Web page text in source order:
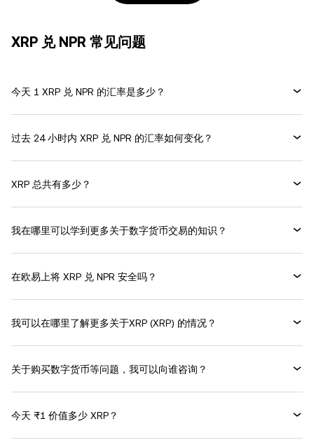
XRP 兑 NPR 常见问题
今天 1 XRP 兑 NPR 的汇率是多少？
过去 24 小时内 XRP 兑 NPR 的汇率如何变化？
XRP 总共有多少？
我在哪里可以学到更多关于数字货币交易的知识？
在欧易上将 XRP 兑 NPR 安全吗？
我可以在哪里了解更多关于XRP (XRP) 的情况？
关于购买数字货币等问题，我可以向谁咨询？
今天 ₨1 价值多少 XRP？